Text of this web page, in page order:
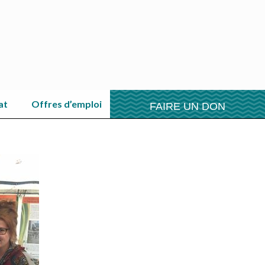
Offres d’emploi FAIRE UN DON